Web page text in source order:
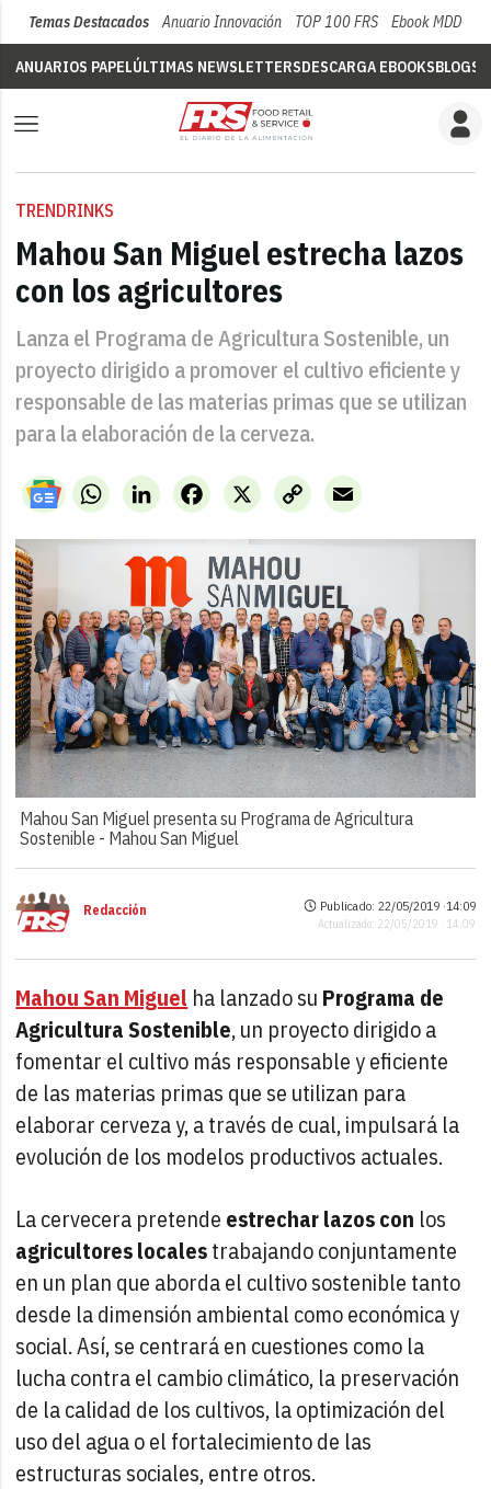
Temas Destacados Anuario Innovación TOP 100 FRS Ebook MDD
ANUARIOS PAPELÚLTIMAS NEWSLETTERSDESCARGA EBOOKSBLOGS
TRENDRINKS
Mahou San Miguel estrecha lazos
con los agricultores
Lanza el Programa de Agricultura Sostenible, un
proyecto dirigido a promover el cultivo eficiente y
responsable de las materias primas que se utilizan
para la elaboración de la cerveza.
WhatsAppLinkedIn X
Facebook
Copy
Link
Email
Mahou San Miguel presenta su Programa de Agricultura
Sostenible - Mahou San Miguel
Redacción Publicado: 22/05/2019 ·14:09
Actualizado: 22/05/2019 · 14:09
Mahou San Miguel ha lanzado su Programa de
Agricultura Sostenible, un proyecto dirigido a
fomentar el cultivo más responsable y eficiente
de las materias primas que se utilizan para
elaborar cerveza y, a través de cual, impulsará la
evolución de los modelos productivos actuales.
La cervecera pretende estrechar lazos con los
agricultores localestrabajando conjuntamente
en un plan que aborda el cultivo sostenible tanto
desde la dimensión ambiental como económica y
social. Así, se centrará en cuestiones como la
lucha contra el cambio climático, la preservación
de la calidad de los cultivos, la optimización del
uso del agua o el fortalecimiento de las
estructuras sociales, entre otros.